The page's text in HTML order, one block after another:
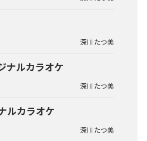
深川 たつ美
ナルカラオケ
深川 たつ美
ルカラオケ
深川 たつ美